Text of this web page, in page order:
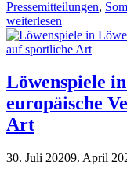
Pressemitteilungen,
weiterlesen
Löwenspiele
europäische
Art
30. Juli 20209. April